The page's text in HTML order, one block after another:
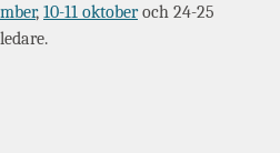
, 10-11 oktoberoch 24-25